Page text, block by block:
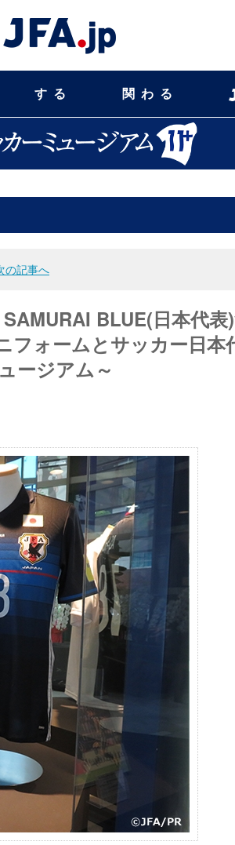
する 関わる
の記事へ
BLUE(日本代表
フォームとサッカー日本
ージアム～